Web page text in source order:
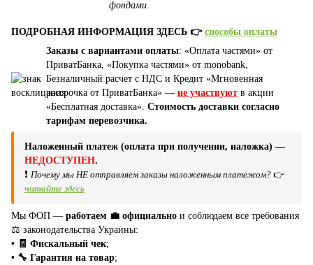
фондами
ПОДРОБНАЯ ИНФОРМАЦИЯ ЗДЕСЬ 👉 способы оплаты
Заказы с вариантами оплаты: «Оплата частями» от
ПриватБанка, «Покупка частями» от monobank,
Безналичный расчет с НДС и Кредит «Мгновенная
рассрочка от ПриватБанка» — не участвуют в акции
«Бесплатная доставка». Стоимость доставки согласно
тарифам перевозчика.
Наложенный платеж (оплата при получении, наложка) —
НЕДОСТУПЕН.
❗ Почему мы НЕ отправляем заказы наложенным платежом? 👉
читайте здесь
Мы ФОП — работаем 💼 официально и соблюдаем все требования
⚖️ законодательства Украины:
• 🧾 Фискальный чек;
• 🔧 Гарантия на товар;